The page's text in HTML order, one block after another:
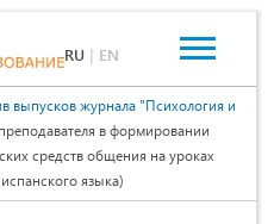
RU | EN
выпусков журнала "Психология и
в формировании
средств общения на уроках
языка)